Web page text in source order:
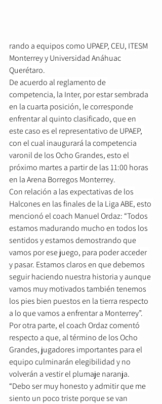
rando a equipos como UPAEP, CEU, ITESM
Monterrey y Universidad Anáhuac
Querétaro.
De acuerdo al reglamento de
competencia, la Inter, por estar sembrada
en la cuarta posición, le corresponde
enfrentar al quinto clasificado, que en
este caso es el representativo de UPAEP,
con el cual inaugurará la competencia
varonil de los Ocho Grandes, esto el
próximo martes a partir de las 11:00 horas
en la Arena Borregos Monterrey.
Con relación a las expectativas de los
Halcones en las finales de la Liga ABE, esto
mencionó el coach Manuel Ordaz: “Todos
estamos madurando mucho en todos los
sentidos y estamos demostrando que
vamos por ese juego, para poder acceder
y pasar. Estamos claros en que debemos
seguir haciendo nuestra historia y aunque
vamos muy motivados también tenemos
los pies bien puestos en la tierra respecto
a lo que vamos a enfrentar a Monterrey”.
Por otra parte, el coach Ordaz comentó
respecto a que, al término de los Ocho
Grandes, jugadores importantes para el
equipo culminarán elegibilidad y no
volverán a vestir el plumaje naranja.
“Debo ser muy honesto y admitir que me
siento un poco triste porque se van